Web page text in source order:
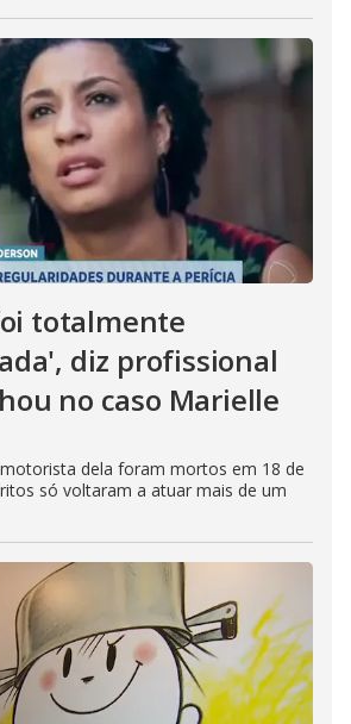
totalmente
diz profissional
no caso Marielle
dela foram mortos em 18 de
só voltaram a atuar mais de um